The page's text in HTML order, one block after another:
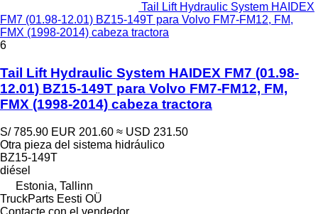
Tail Lift Hydraulic System HAIDEX
FM7 (01.98-12.01) BZ15-149T para Volvo FM7-FM12, FM,
FMX (1998-2014) cabeza tractora
6
Tail Lift Hydraulic System HAIDEX FM7 (01.98-
12.01) BZ15-149T para Volvo FM7-FM12, FM,
FMX (1998-2014) cabeza tractora
S/ 785.90 EUR 201.60 ≈ USD 231.50
Otra pieza del sistema hidráulico
BZ15-149T
diésel
Estonia, Tallinn
TruckParts Eesti OÜ
Contacte con el vendedor